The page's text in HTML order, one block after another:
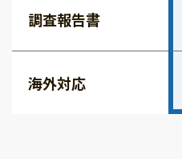
調査報告書
海外対応